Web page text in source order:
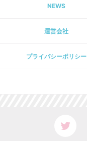
NEWS
運営会社
プライパシーポリシー